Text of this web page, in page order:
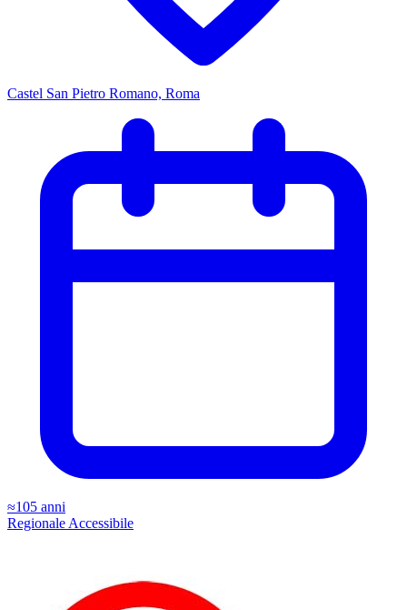
Castel San Pietro Romano, Roma
≈105 anni
Regionale Accessibile